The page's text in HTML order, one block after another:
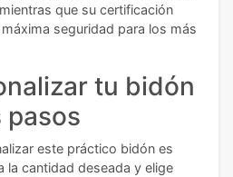
que su certificación
seguridad para los más
tu bidón
pasos
este práctico bidón es
la cantidad deseada y elige